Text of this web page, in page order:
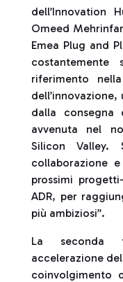
dell’Innovation
Omeed
Emea Plug and
riferimento
dalla consegna
avvenuta nel
Silicon Valley.
collaborazione
prossimi
ADR, per
più ambiziosi”.
La seconda
accelerazione
coinvolgimento